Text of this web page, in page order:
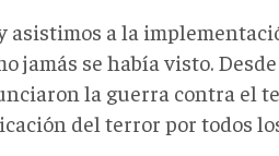
asistimos a la
jamás se había visto.
la guerra contra el
del terror por todos